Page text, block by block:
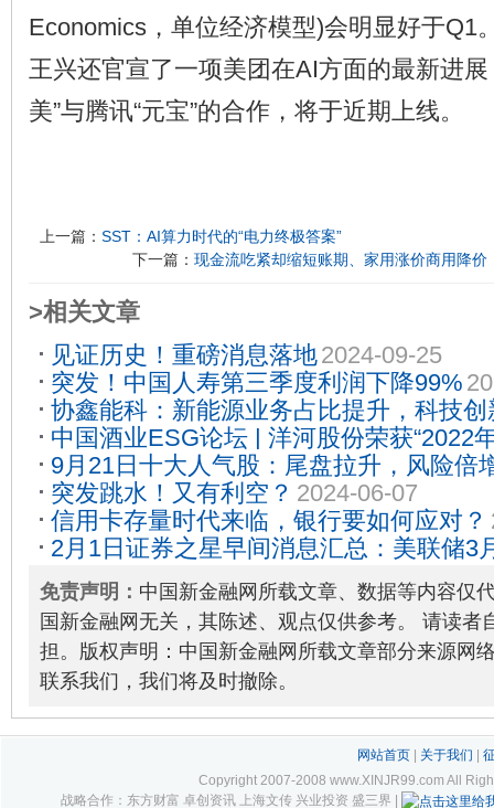
Economics，单位经济模型)会明显好于Q1
王兴还官宣了一项美团在AI方面的最新进展
美”与腾讯“元宝”的合作，将于近期上线。
上一篇： SST：AI算力时代的“电力终极答案”
下一篇： 现金流吃紧却缩短账期、家用涨价商用降价
>相关文章
见证历史！重磅消息落地2024-09-25
突发！中国人寿第三季度利润下降99%
协鑫能科：新能源业务占比提升，科技
2024-09-01
中国酒业ESG论坛 | 洋河股份荣获“2022
例” 2023-11-27
9月21日十大人气股：尾盘拉升，风险倍
突发跳水！又有利空？ 2024-06-07
信用卡存量时代来临，银行要如何应对？
2月1日证券之星早间消息汇总：美联储3
2024-02-01
免责声明： 中国新金融网所载文章、数据等内容仅
国新金融网无关，其陈述、观点仅供参考。 请读者
担。版权声明：中国新金融网所载文章部分来源网
联系我们，我们将及时撤除。
网站首页| 关于我们
Copyright 2007-2008 www.XINJR99.com All
战略合作：东方财富 卓创资讯 上海文传 兴业投资 盛三界 |